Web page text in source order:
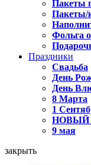
Пакеты
Пакеты/
Фольга
Праздники
Свадьба
День
День
8 Марта
1
НОВЫЙ
9 мая
закрыть